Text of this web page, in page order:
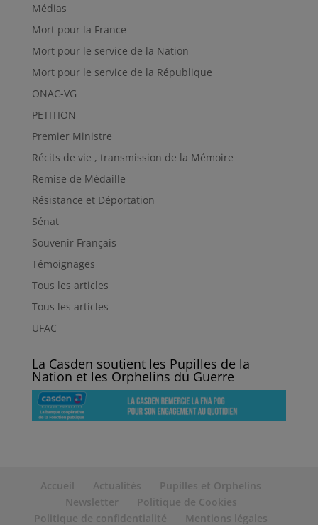
Médias
Mort pour la France
Mort pour le service de la Nation
Mort pour le service de la République
ONAC-VG
PETITION
Premier Ministre
Récits de vie , transmission de la Mémoire
Remise de Médaille
Résistance et Déportation
Sénat
Souvenir Français
Témoignages
Tous les articles
Tous les articles
UFAC
La Casden soutient les Pupilles de la
Nation et les Orphelins du Guerre
Accueil Actualités
Pupilles et Orphelins
Newsletter
Politique de Cookies
Politique de confidentialité
Mentions légales